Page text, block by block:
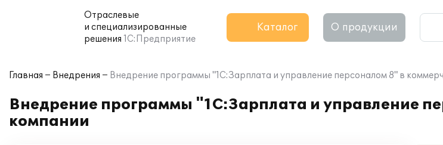
Отраслевые
и специализированные
решения 1С:Предприятие
Каталог О продукции
Главная Внедрения Внедрение программы "1С:Зарплата и управление персоналом 8" в
Внедрение программы "1С:Зарплата и управление
компании